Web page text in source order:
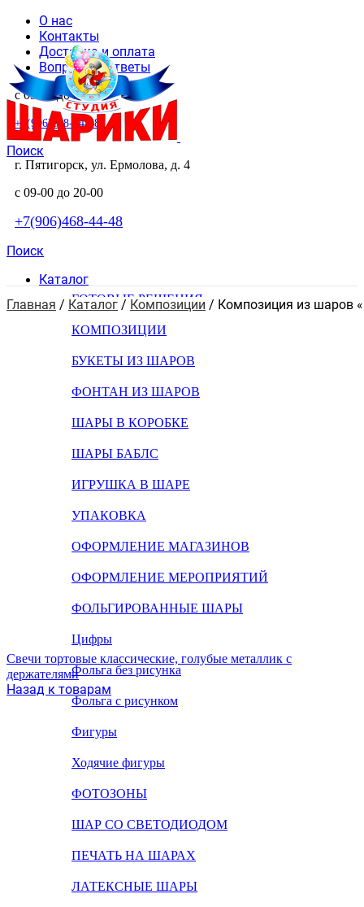
О нас
Контакты
Доставка и оплата
Вопросы и ответы
с 09-00 до 20-00
+7(906)468-44-48
Поиск
г. Пятигорск, ул. Ермолова, д. 4
с 09-00 до 20-00
+7(906)468-44-48
Поиск
Каталог
ГОТОВЫЕ РЕШЕНИЯ
КОМПОЗИЦИИ
БУКЕТЫ ИЗ ШАРОВ
ФОНТАН ИЗ ШАРОВ
ШАРЫ В КОРОБКЕ
ШАРЫ БАБЛС
ИГРУШКА В ШАРЕ
УПАКОВКА
ОФОРМЛЕНИЕ МАГАЗИНОВ
ОФОРМЛЕНИЕ МЕРОПРИЯТИЙ
ФОЛЬГИРОВАННЫЕ ШАРЫ
Цифры
Фольга без рисунка
Фольга с рисунком
Фигуры
Ходячие фигуры
ФОТОЗОНЫ
ШАР СО СВЕТОДИОДОМ
ПЕЧАТЬ НА ШАРАХ
ЛАТЕКСНЫЕ ШАРЫ
Главная / Каталог / Композиции / Композиция из шаров
Свечи тортовые классические, голубые металлик с
держателями
Назад к товарам